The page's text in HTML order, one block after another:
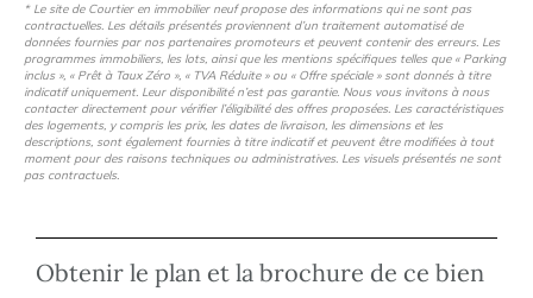
* Le site de Courtier en immobilier neuf propose des informations qui ne sont pas
contractuelles. Les détails présentés proviennent d’un traitement automatisé de
données fournies par nos partenaires promoteurs et peuvent contenir des erreurs. Les
programmes immobiliers, les lots, ainsi que les mentions spécifiques telles que « Parking
inclus », « Prêt à Taux Zéro », « TVA Réduite » ou « Offre spéciale » sont donnés à titre
indicatif uniquement. Leur disponibilité n’est pas garantie. Nous vous invitons à nous
contacter directement pour vérifier l’éligibilité des offres proposées. Les caractéristiques
des logements, y compris les prix, les dates de livraison, les dimensions et les
descriptions, sont également fournies à titre indicatif et peuvent être modifiées à tout
moment pour des raisons techniques ou administratives. Les visuels présentés ne sont
pas contractuels.
Obtenir le plan et la brochure de ce bien